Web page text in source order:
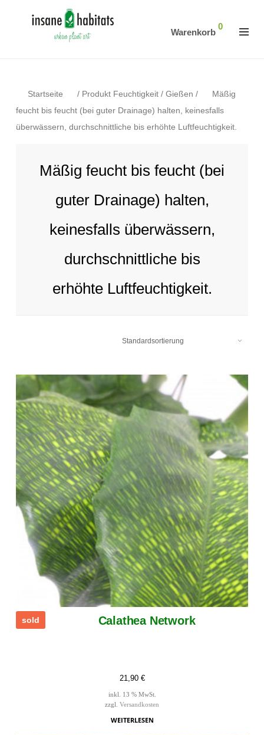
Warenkorb
0
Startseite / Produkt Feuchtigkeit / Gießen /
Mäßig
feucht bis feucht (bei guter Drainage) halten, keinesfalls
überwässern, durchschnittliche bis erhöhte Luftfeuchtigkeit.
Mäßig feucht bis feucht (bei
guter Drainage) halten,
keinesfalls überwässern,
durchschnittliche bis
erhöhte Luftfeuchtigkeit.
sold Calathea Network
21,90 €
inkl. 13 % MwSt.
zzgl. Versandkosten
WEITERLESEN